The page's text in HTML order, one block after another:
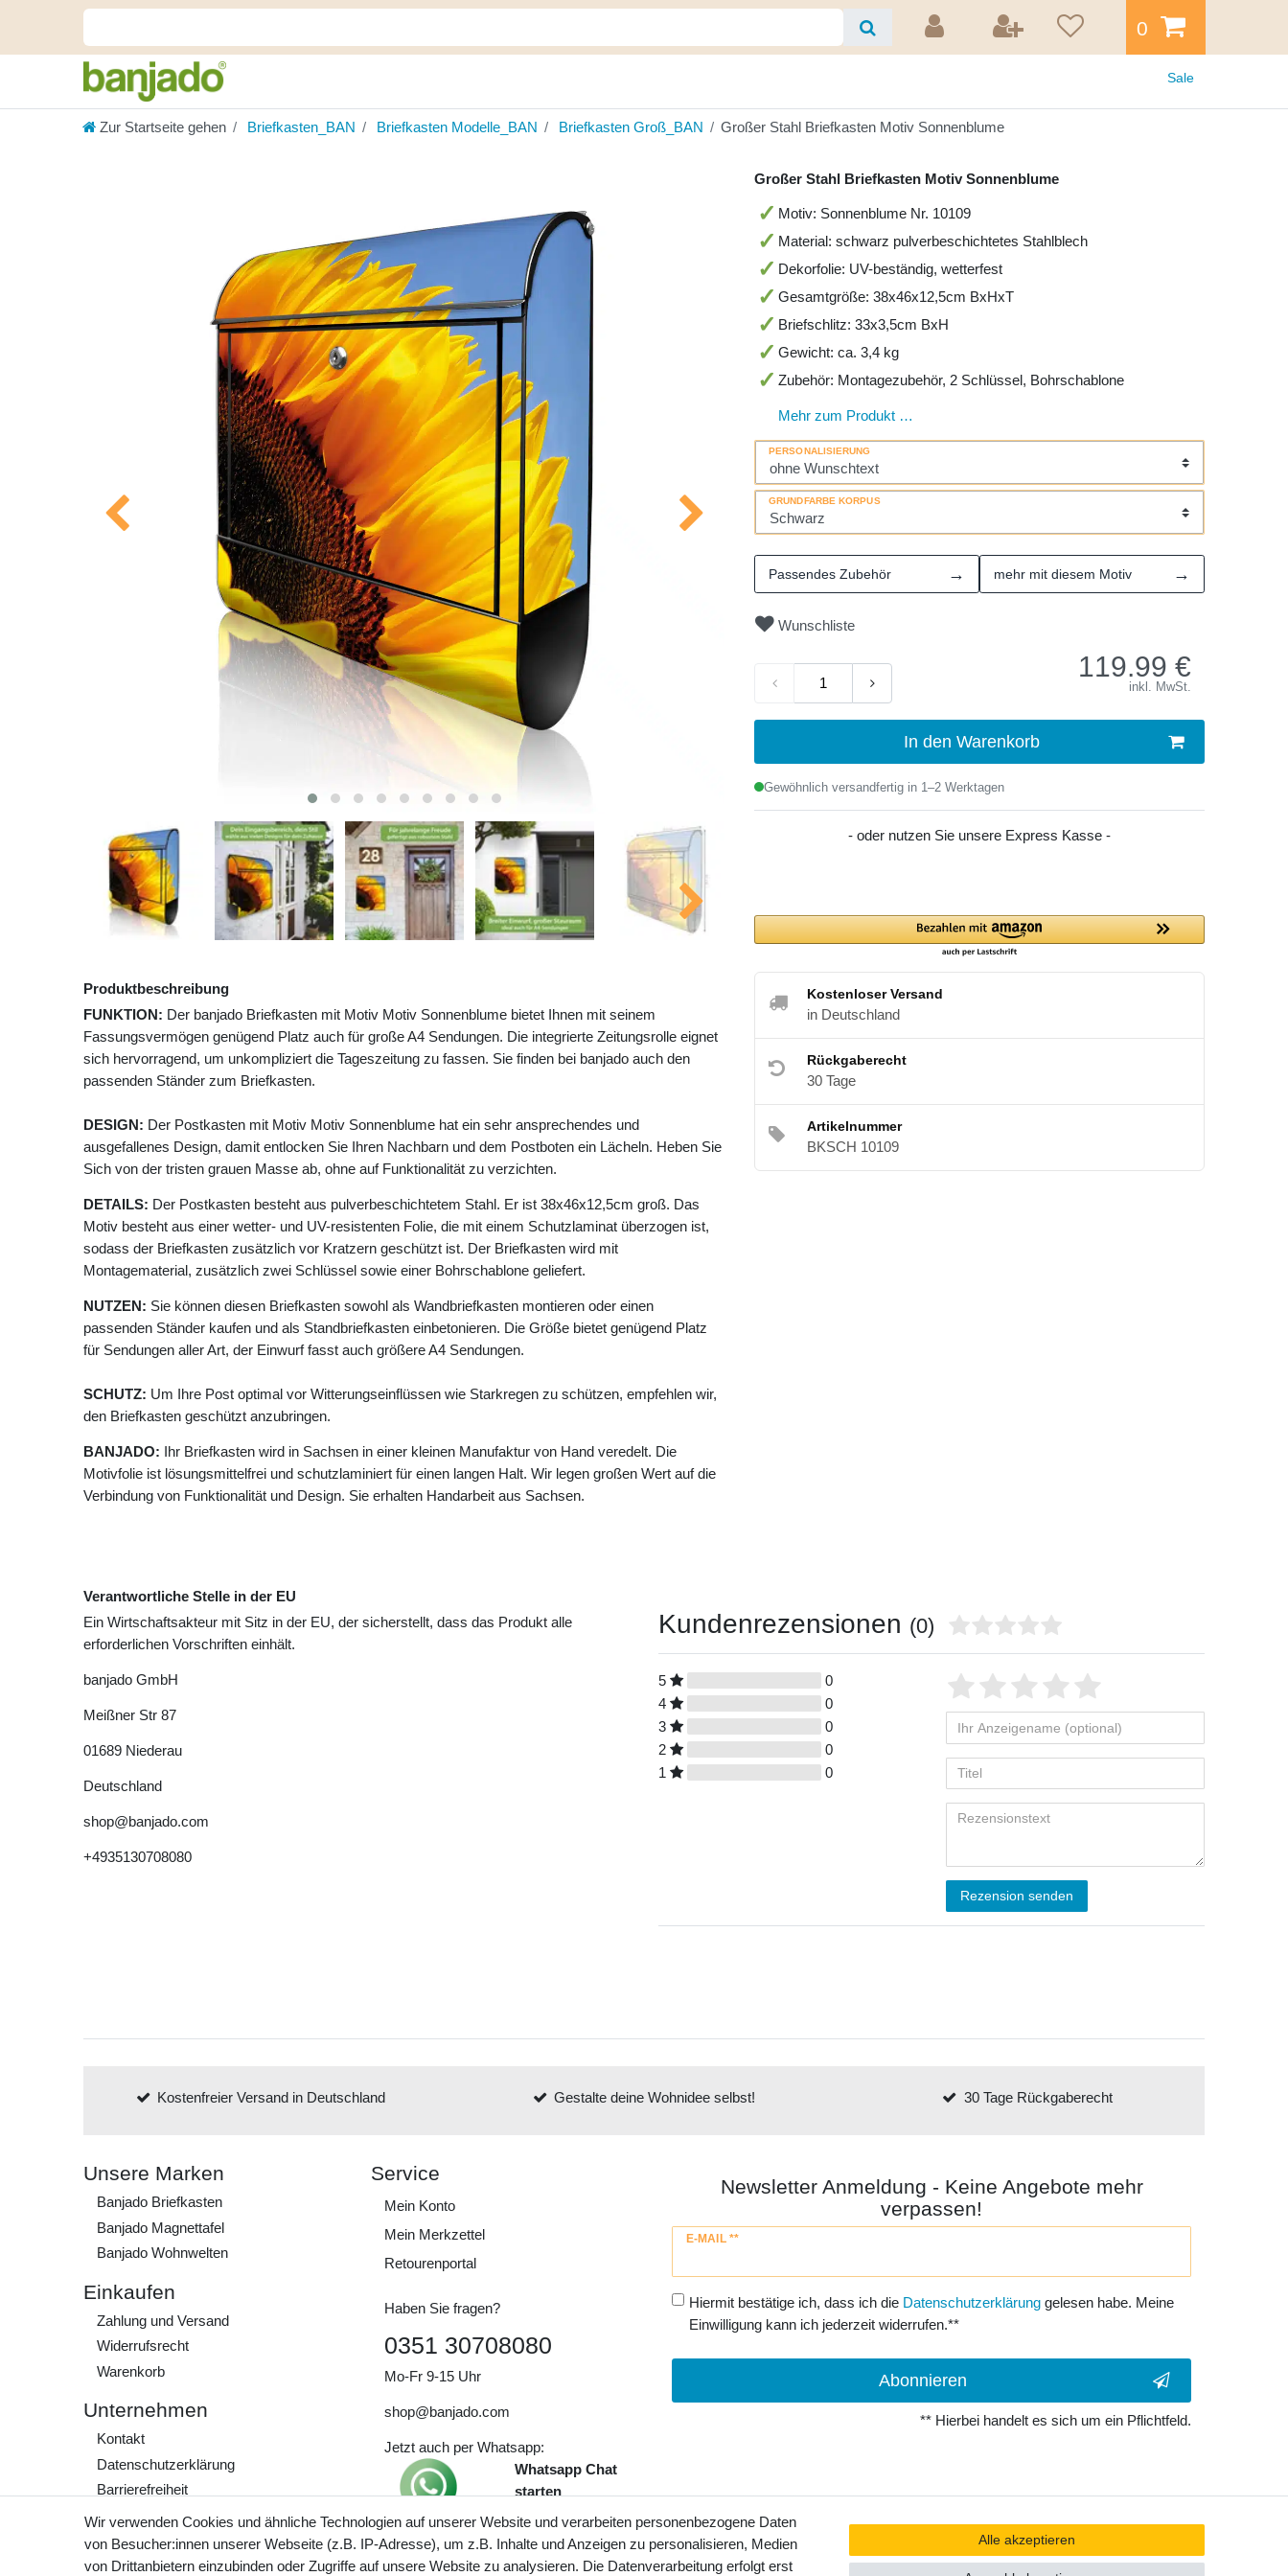
0
Sale
Zur Startseite gehen Briefkasten_BAN Briefkasten Modelle_BAN Briefkasten Groß_BAN Großer Stahl Briefkasten Motiv Sonnenblume
Produktbeschreibung
FUNKTION: Der banjado Briefkasten mit Motiv Motiv Sonnenblume bietet Ihnen mit seinem
Fassungsvermögen genügend Platz auch für große A4 Sendungen. Die integrierte Zeitungsrolle eignet
sich hervorragend, um unkompliziert die Tageszeitung zu fassen. Sie finden bei banjado auch den
passenden Ständer zum Briefkasten.
DESIGN: Der Postkasten mit Motiv Motiv Sonnenblume hat ein sehr ansprechendes und
ausgefallenes Design, damit entlocken Sie Ihren Nachbarn und dem Postboten ein Lächeln. Heben Sie
Sich von der tristen grauen Masse ab, ohne auf Funktionalität zu verzichten.
DETAILS: Der Postkasten besteht aus pulverbeschichtetem Stahl. Er ist 38x46x12,5cm groß. Das
Motiv besteht aus einer wetter- und UV-resistenten Folie, die mit einem Schutzlaminat überzogen ist,
sodass der Briefkasten zusätzlich vor Kratzern geschützt ist. Der Briefkasten wird mit
Montagematerial, zusätzlich zwei Schlüssel sowie einer Bohrschablone geliefert.
NUTZEN: Sie können diesen Briefkasten sowohl als Wandbriefkasten montieren oder einen
passenden Ständer kaufen und als Standbriefkasten einbetonieren. Die Größe bietet genügend Platz
für Sendungen aller Art, der Einwurf fasst auch größere A4 Sendungen.
SCHUTZ: Um Ihre Post optimal vor Witterungseinflüssen wie Starkregen zu schützen, empfehlen wir,
den Briefkasten geschützt anzubringen.
BANJADO: Ihr Briefkasten wird in Sachsen in einer kleinen Manufaktur von Hand veredelt. Die
Motivfolie ist lösungsmittelfrei und schutzlaminiert für einen langen Halt. Wir legen großen Wert auf die
Verbindung von Funktionalität und Design. Sie erhalten Handarbeit aus Sachsen.
Großer Stahl Briefkasten Motiv Sonnenblume
Motiv: Sonnenblume Nr. 10109
Material: schwarz pulverbeschichtetes Stahlblech
Dekorfolie: UV-beständig, wetterfest
Gesamtgröße: 38x46x12,5cm BxHxT
Briefschlitz: 33x3,5cm BxH
Gewicht: ca. 3,4 kg
Zubehör: Montagezubehör, 2 Schlüssel, Bohrschablone
Mehr zum Produkt …
PERSONALISIERUNG
GRUNDFARBE KORPUS
Passendes Zubehör → mehr mit diesem Motiv →
Wunschliste
119.99 €
inkl. MwSt.
In den Warenkorb
Gewöhnlich versandfertig in 1–2 Werktagen
- oder nutzen Sie unsere Express Kasse -
Kostenloser Versand
in Deutschland
Rückgaberecht
30 Tage
Artikelnummer
BKSCH 10109
Verantwortliche Stelle in der EU
Ein Wirtschaftsakteur mit Sitz in der EU, der sicherstellt, dass das Produkt alle
erforderlichen Vorschriften einhält.
banjado GmbH
Meißner Str 87
01689 Niederau
Deutschland
shop@banjado.com
+4935130708080
Kundenrezensionen (0)
5
0
4
0
3
0
2
0
1
0
Rezension senden
Kostenfreier Versand in Deutschland Gestalte deine Wohnidee selbst! 30 Tage Rückgaberecht
Unsere Marken
Banjado Briefkasten
Banjado Magnettafel
Banjado Wohnwelten
Einkaufen
Zahlung und Versand
Widerrufs­recht
Warenkorb
Unternehmen
Kontakt
Daten­schutz­erklärung
Barrierefreiheit
AGB
Impressum
Service
Mein Konto
Mein Merkzettel
Retourenportal
Haben Sie fragen?
0351 30708080
Mo-Fr 9-15 Uhr
shop@banjado.com
Jetzt auch per Whatsapp:
Whatsapp Chat
starten
Preisangaben inkl. gesetzl. MwSt. und
zzgl. Service- und Versandkosten
Newsletter Anmeldung - Keine Angebote mehr
verpassen!
E-MAIL **
Newsletter
Hiermit bestätige ich, dass ich die Daten­schutz­erklärunggelesen habe. Meine
Einwilligung kann ich jederzeit widerrufen.**
Abonnieren
** Hierbei handelt es sich um ein Pflichtfeld.
Wir verwenden Cookies und ähnliche Technologien auf unserer Website und verarbeiten personenbezogene Daten
von Besucher:innen unserer Webseite (z.B. IP-Adresse), um z.B. Inhalte und Anzeigen zu personalisieren, Medien
von Drittanbietern einzubinden oder Zugriffe auf unsere Website zu analysieren. Die Datenverarbeitung erfolgt erst
Alle akzeptieren